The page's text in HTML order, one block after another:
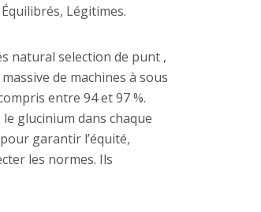
Légitimes.
natural selection de punt ,
de machines à sous
entre 94 et 97 %.
glucinium dans chaque
garantir l’équité,
les normes. Ils